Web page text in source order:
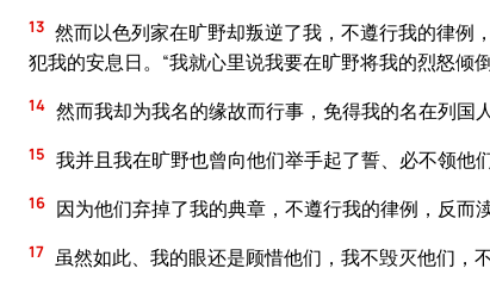
13 然而以色列家在旷野却叛逆了我，不遵行我的律例
犯我的安息日。“我就心里说我要在旷野将我的烈怒倾
14 然而我却为我名的缘故而行事，免得我的名在列国
15 我并且我在旷野也曾向他们举手起了誓、必不领他
16 因为他们弃掉了我的典章，不遵行我的律例，反而
17 虽然如此、我的眼还是顾惜他们，我不毁灭他们，